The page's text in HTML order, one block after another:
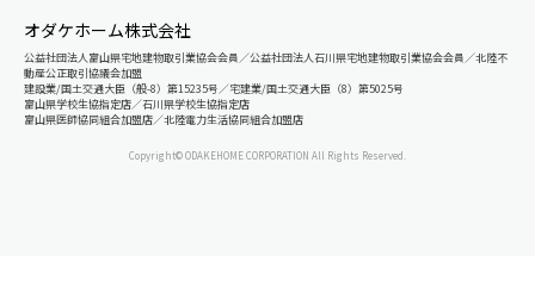
オダケホーム株式会社
公益社団法人富山県宅地建物取引業協会会員／公益社団法人石川県宅地建物取引業協会会員／北陸不
動産公正取引協議会加盟
建設業/国土交通大臣（般-8）第15235号／宅建業/国土交通大臣（8）第5025号
富山県学校生協指定店／石川県学校生協指定店
富山県医師協同組合加盟店／北陸電力生活協同組合加盟店
Copyright© ODAKEHOME CORPORATION All Rights Reserved.